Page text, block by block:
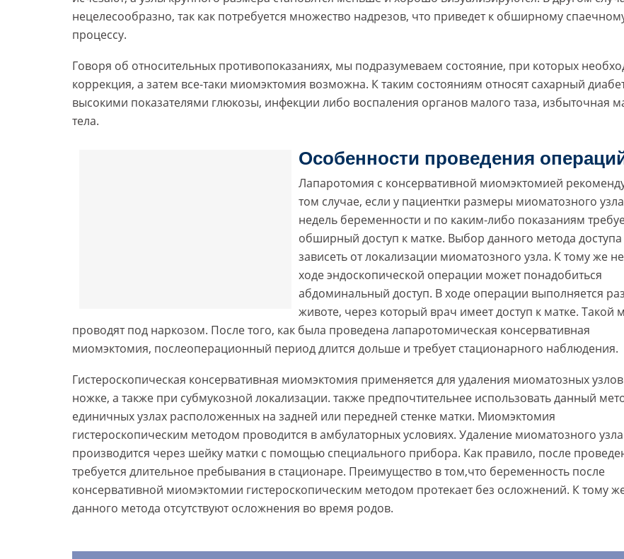
нецелесообразно, так как потребуется множество надрезов, что приведет к обширному
процессу.
Говоря об относительных противопоказаниях, мы подразумеваем состояние, при которых
коррекция, а затем все-таки миомэктомия возможна. К таким состояниям относят сахарный
высокими показателями глюкозы, инфекции либо воспаления органов малого таза, избыточная
тела.
Особенности проведения
Лапаротомия с консервативной миомэктомией
том случае, если у пациентки размеры миоматозного
недель беременности и по каким-либо показаниям
обширный доступ к матке. Выбор данного метода
зависеть от локализации миоматозного узла. К тому же
ходе эндоскопической операции может понадобиться
абдоминальный доступ. В ходе операции выполняется
животе, через который врач имеет доступ к матке. Такой
проводят под наркозом. После того, как была проведена лапаротомическая консервативная
миомэктомия, послеоперационный период длится дольше и требует стационарного наблюдения.
Гистероскопическая консервативная миомэктомия применяется для удаления миоматозных
ножке, а также при субмукозной локализации. также предпочтительнее использовать данный
единичных узлах расположенных на задней или передней стенке матки. Миомэктомия
гистероскопическим методом проводится в амбулаторных условиях. Удаление миоматозного узла
производится через шейку матки с помощью специального прибора. Как правило, после
требуется длительное пребывания в стационаре. Преимущество в том,что беременность после
консервативной миомэктомии гистероскопическим методом протекает без осложнений. К тому
данного метода отсутствуют осложнения во время родов.